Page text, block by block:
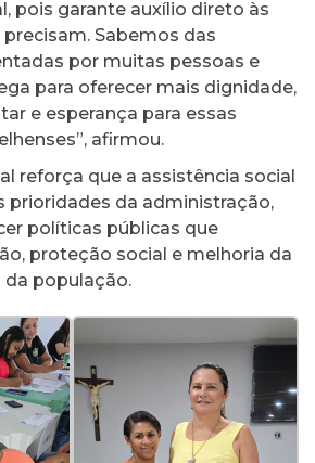
pois garante auxílio direto às
Sabemos das
por muitas pessoas e
para oferecer mais dignidade,
e esperança para essas
afirmou.
reforça que a assistência social
prioridades da administração,
políticas públicas que
proteção social e melhoria da
da população.